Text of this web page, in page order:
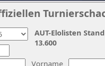
Vorname
AUT-Elolisten
13.600